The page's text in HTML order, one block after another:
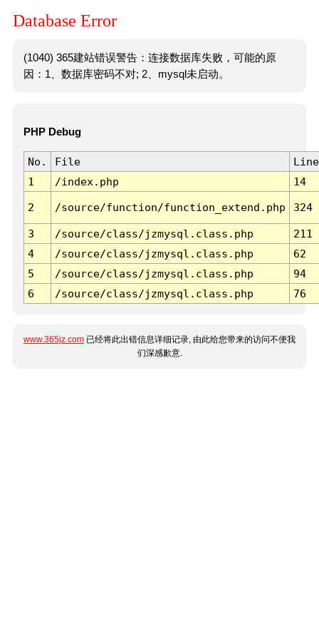
Database Error
(1040) 365建站错误警告：连接数据库失败，可能的原
因：1、数据库密码不对; 2、mysql未启动。
PHP Debug
No. File
Line
1
/index.php 14
2 /source/function/function_extend.php 324
3 /source/class/jzmysql.class.php
211
4
/source/class/jzmysql.class.php
62
5
/source/class/jzmysql.class.php
94
6
/source/class/jzmysql.class.php 76
www.365jz.com 已经将此出错信息详细记录, 由此给您带来的访问不便我
们深感歉意.